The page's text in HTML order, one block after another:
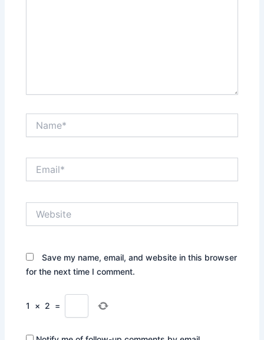
Save my name, email, and website in this browser
for the next time I comment.
1 × 2 =